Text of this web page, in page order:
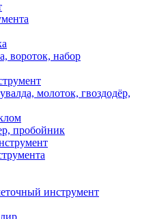
вороток, набор
молоток, гвоздодёр,
пробойник
инструмент